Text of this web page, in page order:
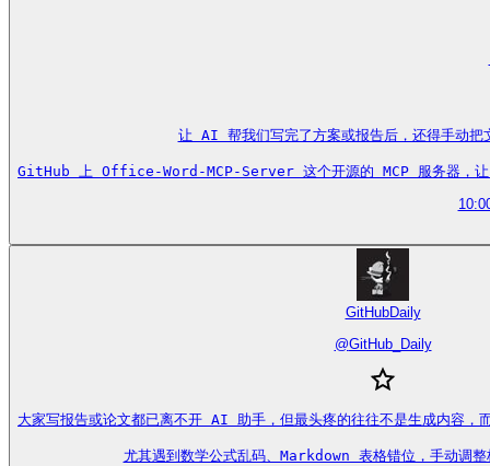
让 AI 帮我们写完了方案或报告后，还得手动把
GitHub 上 Office-Word-MCP-Server 这个开源的 MCP 服务器
GitHubDaily
@GitHub_Daily
大家写报告或论文都已离不开 AI 助手，但最头疼的往往不是生成内容
尤其遇到数学公式乱码、Markdown 表格错位，手动调整